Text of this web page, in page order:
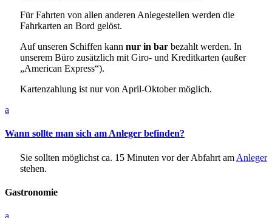
Für Fahrten von allen anderen Anlegestellen werden die
Fahrkarten an Bord gelöst.
Auf unseren Schiffen kann nur in bar bezahlt werden. In
unserem Büro zusätzlich mit Giro- und Kreditkarten (außer
„American Express“).
Kartenzahlung ist nur von April-Oktober möglich.
a
Wann sollte man sich am Anleger befinden?
Sie sollten möglichst ca. 15 Minuten vor der Abfahrt am Anleger
stehen.
Gastronomie
a